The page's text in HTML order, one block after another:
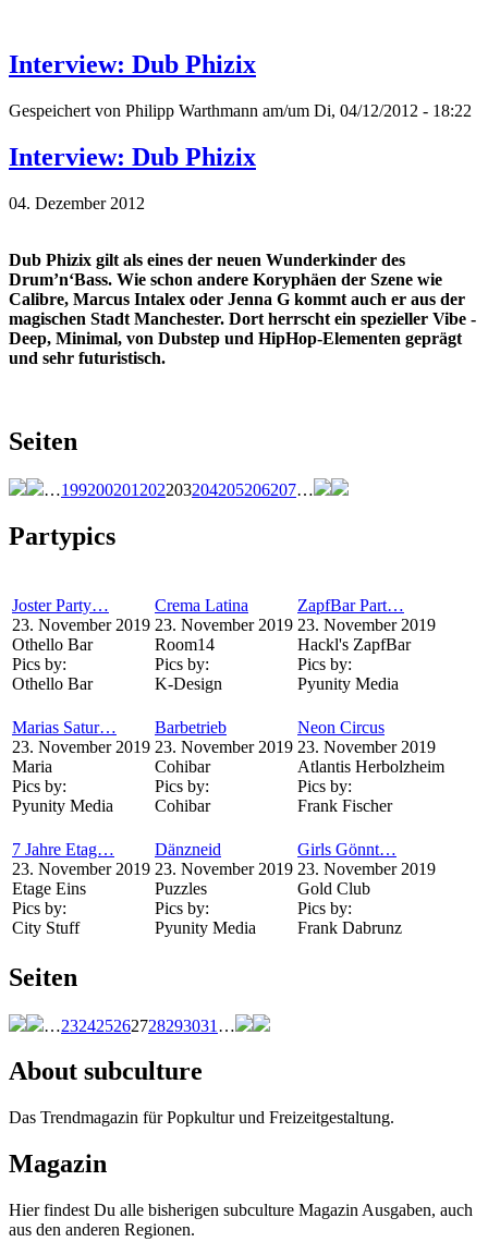
Interview: Dub Phizix
Gespeichert von Philipp Warthmann am/um Di, 04/12/2012 - 18:22
Interview: Dub Phizix
04. Dezember 2012
Dub Phizix gilt als eines der neuen Wunderkinder des
Drum’n‘Bass. Wie schon andere Koryphäen der Szene wie
Calibre, Marcus Intalex oder Jenna G kommt auch er aus der
magischen Stadt Manchester. Dort herrscht ein spezieller Vibe -
Deep, Minimal, von Dubstep und HipHop-Elementen geprägt
und sehr futuristisch.
Seiten
…199200201 202203204205206207…
Partypics
Joster Party…
23. November 2019
Othello Bar
Pics by:
Othello Bar
Crema Latina
23. November 2019
Room14
Pics by:
K-Design
ZapfBar Part…
23. November 2019
Hackl's ZapfBar
Pics by:
Pyunity Media
Marias Satur…
23. November 2019
Maria
Pics by:
Pyunity Media
Barbetrieb
23. November 2019
Cohibar
Pics by:
Cohibar
Neon Circus
23. November 2019
Atlantis Herbolzheim
Pics by:
Frank Fischer
7 Jahre Etag…
23. November 2019
Etage Eins
Pics by:
City Stuff
Dänzneid
23. November 2019
Puzzles
Pics by:
Pyunity Media
Girls Gönnt…
23. November 2019
Gold Club
Pics by:
Frank Dabrunz
Seiten
…232425262728293031 …
About subculture
Das Trendmagazin für Popkultur und Freizeitgestaltung.
Magazin
Hier findest Du alle bisherigen subculture Magazin Ausgaben, auch
aus den anderen Regionen.